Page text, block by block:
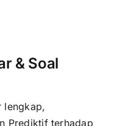
& Soal
lengkap,
Prediktif terhadap